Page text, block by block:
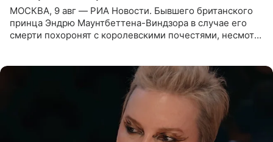
МОСКВА, 9 авг — РИА Новости. Бывшего британского
принца Эндрю Маунтбеттена-Виндзора в случае его
смерти похоронят с королевскими почестями, несмотря